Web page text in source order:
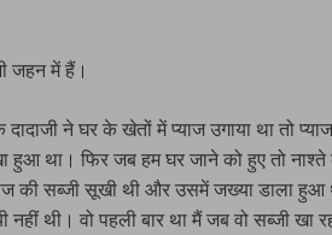
जहन में हैं।
ने घर के खेतों में प्याज उगाया था तो
हुआ था। फिर जब हम घर जाने को हुए तो
की सब्जी सूखी थी और उसमें जख्या डाला हुआ
थी। वो पहली बार था मैं जब वो सब्जी खा